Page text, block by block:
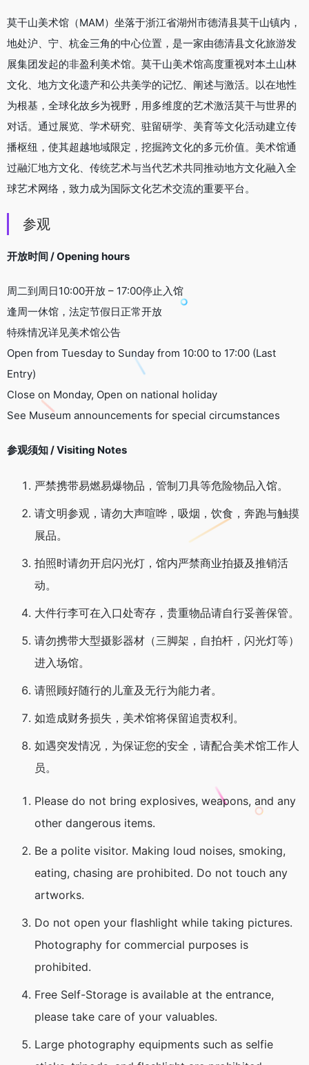
莫干山美术馆（MAM）坐落于浙江省湖州市德清县莫干山镇内，
地处沪、宁、杭金三角的中心位置，是一家由德清县文化旅游发
展集团发起的非盈利美术馆。莫干山美术馆高度重视对本土山林
文化、地方文化遗产和公共美学的记忆、阐述与激活。以在地性
为根基，全球化故乡为视野，用多维度的艺术激活莫干与世界的
对话。通过展览、学术研究、驻留研学、美育等文化活动建立传
播枢纽，使其超越地域限定，挖掘跨文化的多元价值。美术馆通
过融汇地方文化、传统艺术与当代艺术共同推动地方文化融入全
球艺术网络，致力成为国际文化艺术交流的重要平台。
参观
开放时间 / Opening hours
周二到周日10:00开放 – 17:00停止入馆
逢周一休馆，法定节假日正常开放
特殊情况详见美术馆公告
Open from Tuesday to Sunday from 10:00 to 17:00 (Last
Entry)
Close on Monday, Open on national holiday
See Museum announcements for special circumstances
参观须知 / Visiting Notes
严禁携带易燃易爆物品，管制刀具等危险物品入馆。
请文明参观，请勿大声喧哗，吸烟，饮食，奔跑与触摸
展品。
拍照时请勿开启闪光灯，馆内严禁商业拍摄及推销活
动。
大件行李可在入口处寄存，贵重物品请自行妥善保管。
请勿携带大型摄影器材（三脚架，自拍杆，闪光灯等）
进入场馆。
请照顾好随行的儿童及无行为能力者。
如造成财务损失，美术馆将保留追责权利。
如遇突发情况，为保证您的安全，请配合美术馆工作人
员。
Please do not bring explosives, weapons, and any
other dangerous items.
Be a polite visitor. Making loud noises, smoking,
eating, chasing are prohibited. Do not touch any
artworks.
Do not open your flashlight while taking pictures.
Photography for commercial purposes is
prohibited.
Free Self-Storage is available at the entrance,
please take care of your valuables.
Large photography equipments such as selfie